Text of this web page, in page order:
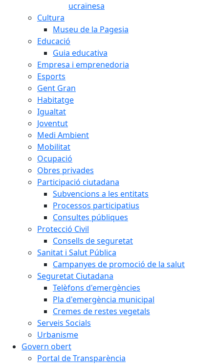
ucraïnesa
Cultura
Museu de la Pagesia
Educació
Guia educativa
Empresa i emprenedoria
Esports
Gent Gran
Habitatge
Igualtat
Joventut
Medi Ambient
Mobilitat
Ocupació
Obres privades
Participació ciutadana
Subvencions a les entitats
Processos participatius
Consultes públiques
Protecció Civil
Consells de seguretat
Sanitat i Salut Pública
Campanyes de promoció de la salut
Seguretat Ciutadana
Telèfons d'emergències
Pla d'emergència municipal
Cremes de restes vegetals
Serveis Socials
Urbanisme
Govern obert
Portal de Transparència